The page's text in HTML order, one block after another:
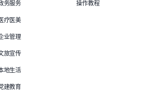
务服务
疗医美
业管理
旅宣传
地生活
建教育
操作教程